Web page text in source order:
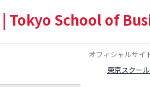
| Tokyo School of
オフィシャルサイ
東京スクー